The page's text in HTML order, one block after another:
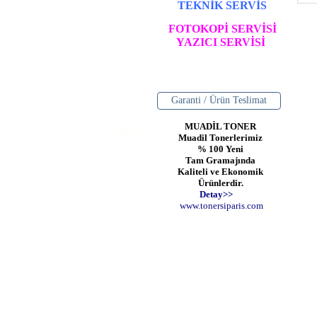
TEKNİK SERVİS
FOTOKOPİ SERVİSİ
YAZICI SERVİSİ
Garanti / Ürün Teslimat
MUADİL TONER
Muadil Tonerlerimiz
% 100 Yeni
Tam Gramajında
Kaliteli ve Ekonomik
Ürünlerdir.
Detay>>
www.tonersiparis.com